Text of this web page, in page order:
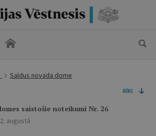
Saldus novada dome
RĪKI
saistošie noteikumi Nr. 26
augustā